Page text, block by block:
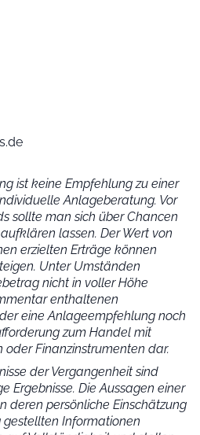
ist keine Empfehlung zu einer
Anlageberatung. Vor
sollte man sich über Chancen
lassen. Der Wert von
erzielten Erträge können
Unter Umständen
nicht in voller Höhe
enthaltenen
eine Anlageempfehlung noch
zum Handel mit
Finanzinstrumenten dar.
der Vergangenheit sind
Ergebnisse. Die Aussagen einer
deren persönliche Einschätzung
gestellten Informationen